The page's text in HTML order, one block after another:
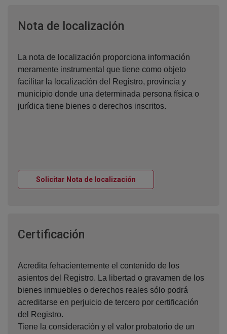
Nota de localización
La nota de localización proporciona información
meramente instrumental que tiene como objeto
facilitar la localización del Registro, provincia y
municipio donde una determinada persona física o
jurídica tiene bienes o derechos inscritos.
Solicitar Nota de localización
Certificación
Acredita fehacientemente el contenido de los
asientos del Registro. La libertad o gravamen de los
bienes inmuebles o derechos reales sólo podrá
acreditarse en perjuicio de tercero por certificación
del Registro.
Tiene la consideración y el valor probatorio de un